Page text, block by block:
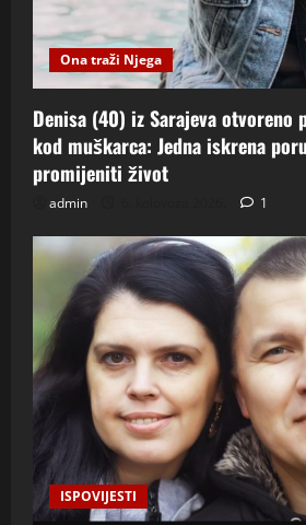
Ona traži Njega
Denisa (40) iz Sarajeva otvoreno
kod muškarca: Jedna iskrena
promijeniti život
admin 1
ISPOVIJESTI